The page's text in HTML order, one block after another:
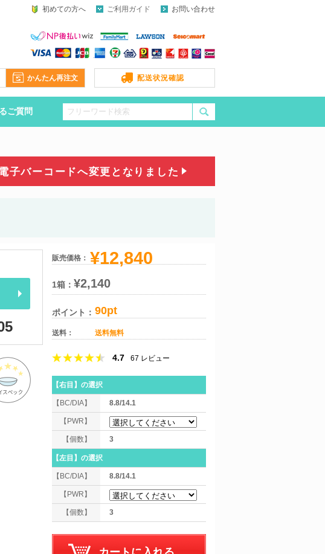
初めての方へ ご利用ガイド お問い合わせ
かんたん再注文 配送状況確認
ご質問
子バーコードへ変更となりました
販売価格： ¥12,840
1箱： ¥2,140
ポイント： 90pt
送料： 送料無料
4.7 67 レビュー
【右目】 の選択
【BC/DIA】 8.8/14.1
【PWR】
【個数】 3
【左目】 の選択
【BC/DIA】 8.8/14.1
【PWR】
【個数】 3